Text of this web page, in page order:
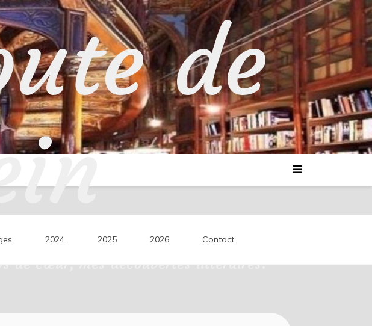
de
de cœur, mes découvertes littéraires.
2024 2025 2026 Contact